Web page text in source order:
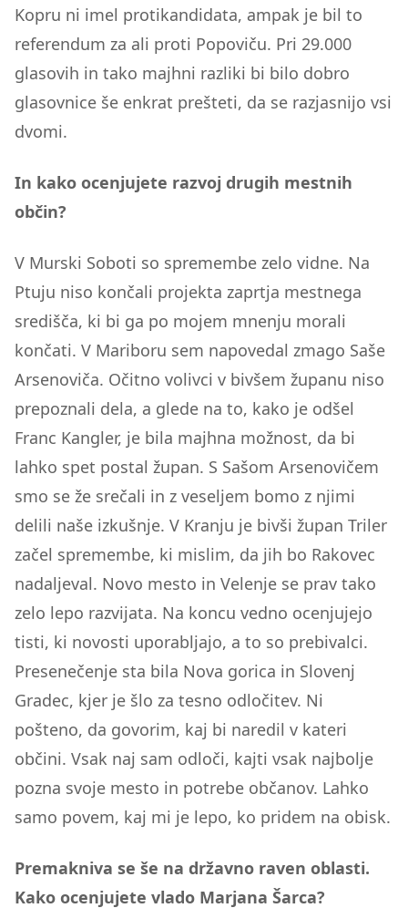
Kopru ni imel protikandidata, ampak je bil to
referendum za ali proti Popoviču. Pri 29.000
glasovih in tako majhni razliki bi bilo dobro
glasovnice še enkrat prešteti, da se razjasnijo vsi
dvomi.
In kako ocenjujete razvoj drugih mestnih
občin?
V Murski Soboti so spremembe zelo vidne. Na
Ptuju niso končali projekta zaprtja mestnega
središča, ki bi ga po mojem mnenju morali
končati. V Mariboru sem napovedal zmago Saše
Arsenoviča. Očitno volivci v bivšem županu niso
prepoznali dela, a glede na to, kako je odšel
Franc Kangler, je bila majhna možnost, da bi
lahko spet postal župan. S Sašom Arsenovičem
smo se že srečali in z veseljem bomo z njimi
delili naše izkušnje. V Kranju je bivši župan Triler
začel spremembe, ki mislim, da jih bo Rakovec
nadaljeval. Novo mesto in Velenje se prav tako
zelo lepo razvijata. Na koncu vedno ocenjujejo
tisti, ki novosti uporabljajo, a to so prebivalci.
Presenečenje sta bila Nova gorica in Slovenj
Gradec, kjer je šlo za tesno odločitev. Ni
pošteno, da govorim, kaj bi naredil v kateri
občini. Vsak naj sam odloči, kajti vsak najbolje
pozna svoje mesto in potrebe občanov. Lahko
samo povem, kaj mi je lepo, ko pridem na obisk.
Premakniva se še na državno raven oblasti.
Kako ocenjujete vlado Marjana Šarca?